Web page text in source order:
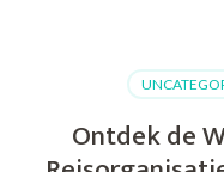
Ontdek de